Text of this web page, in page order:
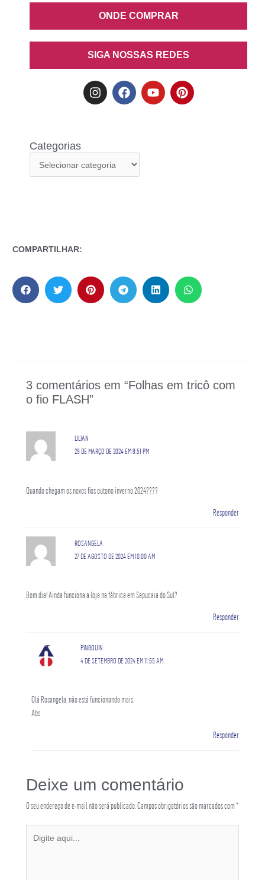
ONDE COMPRAR
SIGA NOSSAS REDES
Categorias
COMPARTILHAR:
3 comentários em “Folhas em tricô com
o fio FLASH”
LILIAN
29 DE MARÇO DE 2024 EM 9:51 PM
Quando chegam os novos fios outono inverno 2024????
Responder
ROSANGELA
27 DE AGOSTO DE 2024 EM 10:00 AM
Bom dia! Ainda funciona a loja na fábrica em Sapucaia do Sul?
Responder
PINGOUIN
4 DE SETEMBRO DE 2024 EM 11:55 AM
Olá Rosangela, não está funcionando mais.
Abs
Responder
Deixe um comentário
O seu endereço de e-mail não será publicado. Campos obrigatórios são marcados com*